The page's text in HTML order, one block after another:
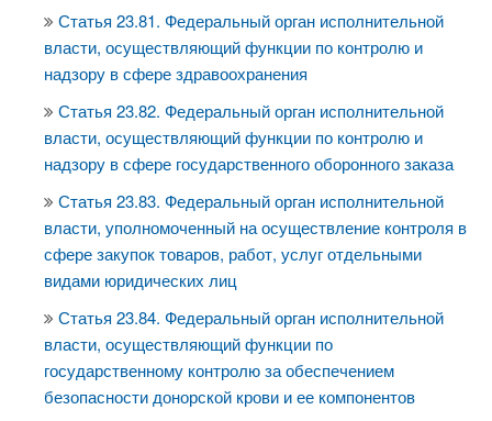
Статья 23.81. Федеральный орган исполнительной
власти, осуществляющий функции по контролю и
надзору в сфере здравоохранения
Статья 23.82. Федеральный орган исполнительной
власти, осуществляющий функции по контролю и
надзору в сфере государственного оборонного заказа
Статья 23.83. Федеральный орган исполнительной
власти, уполномоченный на осуществление контроля в
сфере закупок товаров, работ, услуг отдельными
видами юридических лиц
Статья 23.84. Федеральный орган исполнительной
власти, осуществляющий функции по
государственному контролю за обеспечением
безопасности донорской крови и ее компонентов